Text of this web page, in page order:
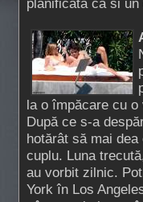
planificata ca si
la o împăcare cu
După ce s-a
hotărât să mai
cuplu. Luna
au vorbit zilnic.
York în Los